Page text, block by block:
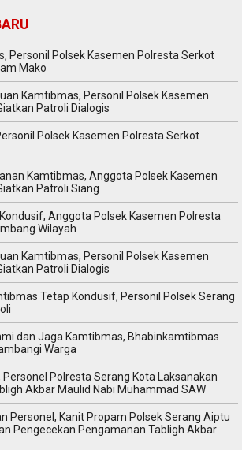
Personil Polsek Kasemen Polresta Serkot
Mako
Kamtibmas, Personil Polsek Kasemen
Patroli Dialogis
Polsek Kasemen Polresta Serkot
Kamtibmas, Anggota Polsek Kasemen
Patroli Siang
Anggota Polsek Kasemen Polresta
Wilayah
Kamtibmas, Personil Polsek Kasemen
Patroli Dialogis
Tetap Kondusif, Personil Polsek Serang
dan Jaga Kamtibmas, Bhabinkamtibmas
Warga
Polresta Serang Kota Laksanakan
Akbar Maulid Nabi Muhammad SAW
Personel, Kanit Propam Polsek Serang Aiptu
Pengecekan Pengamanan Tabligh Akbar